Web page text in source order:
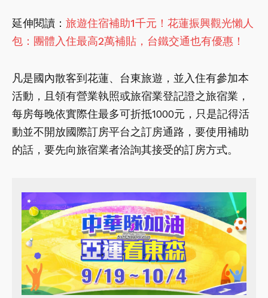
延伸閱讀： 旅遊住宿補助1千元！花蓮振興觀光懶人
包：團體入住最高2萬補貼，台鐵交通也有優惠！
凡是國內散客到花蓮、台東旅遊，並入住有參加本
活動，且領有營業執照或旅宿業登記證之旅宿業，
每房每晚依實際住最多可折抵1000元，只是記得活
動並不開放國際訂房平台之訂房通路，要使用補助
的話，要先向旅宿業者洽詢其接受的訂房方式。